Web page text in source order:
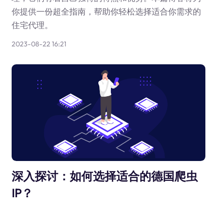
你提供一份超全指南，帮助你轻松选择适合你需求的
住宅代理。
2023-08-22 16:21
深入探讨：如何选择适合的德国爬虫
IP？